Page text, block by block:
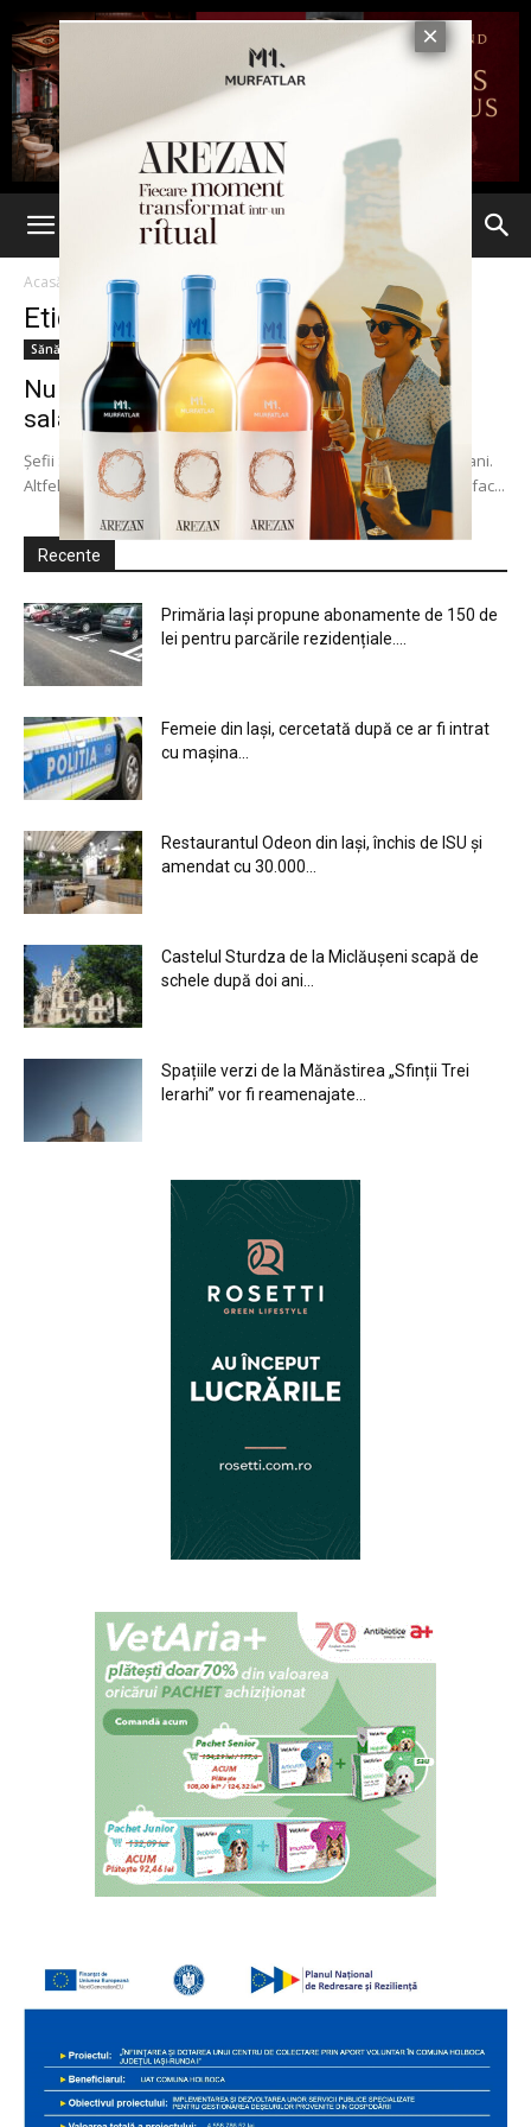
Acasă Etichete CF Pascani
Etichetă: CF Pascani
Sănătate
Nu sunt bani pentru medicamente, pentru
salarii dar se găsesc fonduri...
Şefii Spitalului CF din Paşcani par că au descoperit o mină de bani.
Altfel nu se explică cheltuielile extravagante pe care aceştia le fac...
Recente
Primăria Iași propune abonamente de 150 de
lei pentru parcările rezidențiale....
Femeie din Iași, cercetată după ce ar fi intrat
cu mașina...
Restaurantul Odeon din Iași, închis de ISU și
amendat cu 30.000...
Castelul Sturdza de la Miclăușeni scapă de
schele după doi ani...
Spațiile verzi de la Mănăstirea „Sfinții Trei
Ierarhi” vor fi reamenajate...